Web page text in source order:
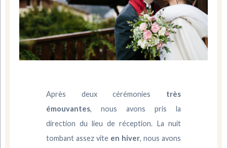
Après deux cérémonies très
émouvantes, nous avons pris la
direction du lieu de réception. La nuit
tombant assez vite en hiver, nous avons